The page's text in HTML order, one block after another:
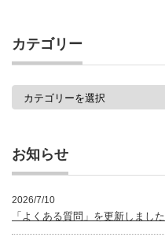
一
覧
カテゴリー
カ
お知らせ
2026/7/10
「よくある質問」を更新しました